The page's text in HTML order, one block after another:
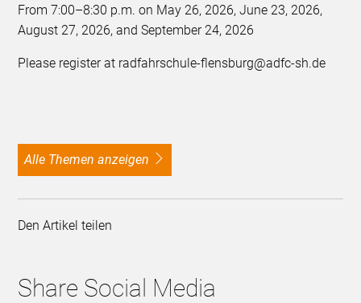
From 7:00–8:30 p.m. on May 26, 2026, June 23, 2026,
August 27, 2026, and September 24, 2026
Please register at radfahrschule-flensburg@adfc-sh.de
alle Themen anzeigen
Den Artikel teilen
Share Social Media